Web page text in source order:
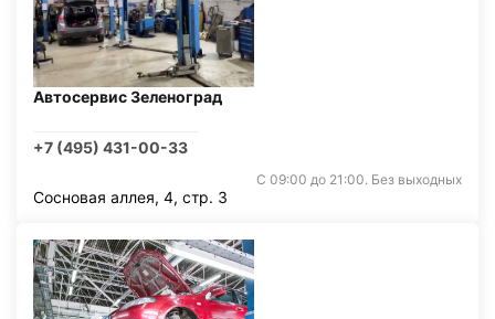
Автосервис Зеленоград
+7 (495) 431-00-33
С 09:00 до 21:00. Без выходных
Сосновая аллея, 4, стр. 3